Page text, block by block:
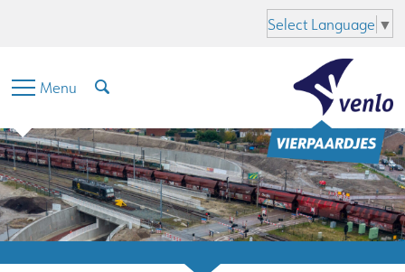
Select Language ▼
Menu